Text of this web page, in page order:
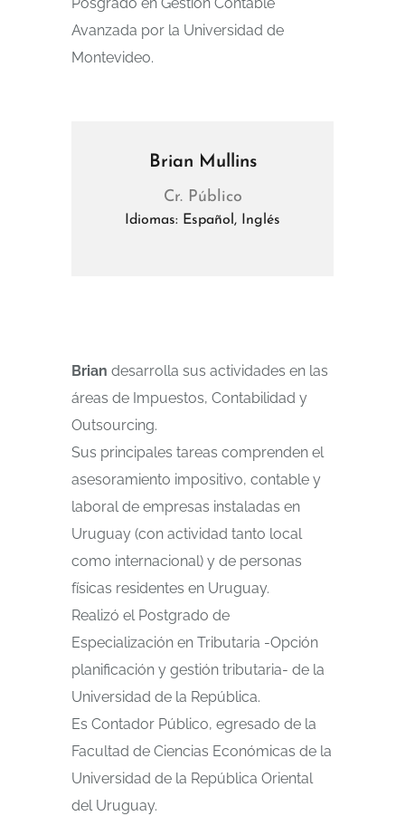
Posgrado en Gestión Contable
Avanzada por la Universidad de
Montevideo.
Brian Mullins
Cr. Público
Idiomas: Español, Inglés
Brian desarrolla sus actividades en las
áreas de Impuestos, Contabilidad y
Outsourcing.
Sus principales tareas comprenden el
asesoramiento impositivo, contable y
laboral de empresas instaladas en
Uruguay (con actividad tanto local
como internacional) y de personas
físicas residentes en Uruguay.
Realizó el Postgrado de
Especialización en Tributaria -Opción
planificación y gestión tributaria- de la
Universidad de la República.
Es Contador Público, egresado de la
Facultad de Ciencias Económicas de la
Universidad de la República Oriental
del Uruguay.